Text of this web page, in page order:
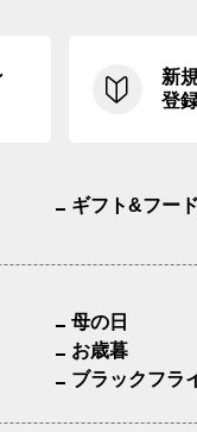
新
登
ギフト&フード
母の日
お歳暮
ブラックフラ